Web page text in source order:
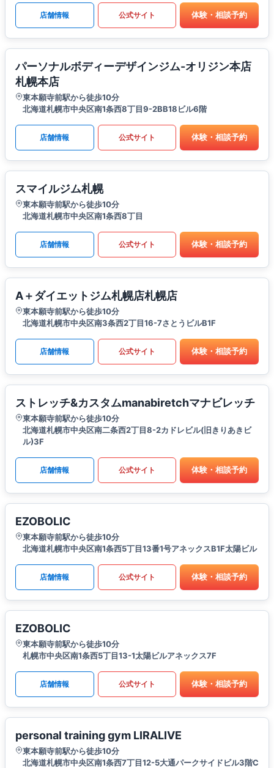
店舗情報 公式サイト 体験・相談予約
パーソナルボディーデザインジム-オリジン本店
札幌本店
東本願寺前駅から徒歩10分
北海道札幌市中央区南1条西8丁目9-2BB18ビル6階
店舗情報 公式サイト 体験・相談予約
スマイルジム札幌
東本願寺前駅から徒歩10分
北海道札幌市中央区南1条西8丁目
店舗情報 公式サイト 体験・相談予約
A＋ダイエットジム札幌店札幌店
東本願寺前駅から徒歩10分
北海道札幌市中央区南3条西2丁目16-7さとうビルB1F
店舗情報 公式サイト 体験・相談予約
ストレッチ&カスタムmanabiretchマナビレッチ
東本願寺前駅から徒歩10分
北海道札幌市中央区南二条西2丁目8-2カドレビル(旧きりあきビ
ル)3F
店舗情報 公式サイト 体験・相談予約
EZOBOLIC
東本願寺前駅から徒歩10分
北海道札幌市中央区南1条西5丁目13番1号アネックスB1F太陽ビル
店舗情報 公式サイト 体験・相談予約
EZOBOLIC
東本願寺前駅から徒歩10分
札幌市中央区南1条西5丁目13-1太陽ビルアネックス7F
店舗情報 公式サイト 体験・相談予約
personal training gym LIRALIVE
東本願寺前駅から徒歩10分
北海道札幌市中央区南1条西7丁目12-5大通パークサイドビル3階C